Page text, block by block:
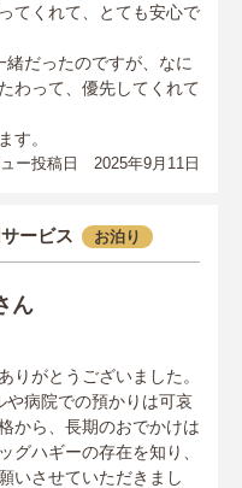
てくれて、とても安心で
だったのですが、なに
わって、優先してくれて
す。
ー投稿日 2025年9月11日
ービス お泊り
ん
りがとうございました。
病院での預かりは可哀
から、長期のおでかけは
グハギーの存在を知り、
いさせていただきまし